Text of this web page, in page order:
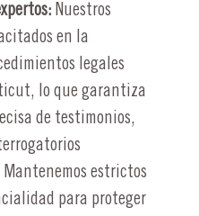
Nuestros
en la
legales
lo que garantiza
de testimonios,
Mantenemos estrictos
para proteger